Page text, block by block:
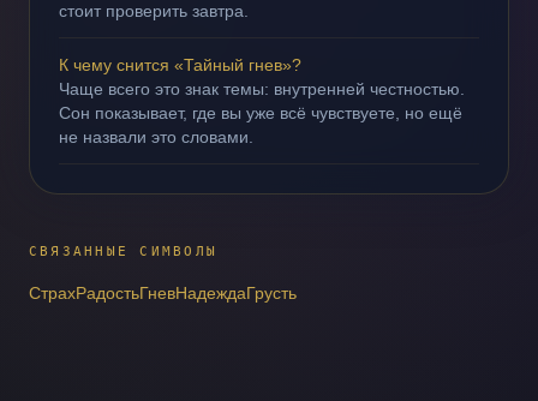
стоит проверить завтра.
К чему снится «Тайный гнев»?
Чаще всего это знак темы: внутренней честностью.
Сон показывает, где вы уже всё чувствуете, но ещё
не назвали это словами.
СВЯЗАННЫЕ СИМВОЛЫ
СтрахРадостьГневНадеждаГрусть